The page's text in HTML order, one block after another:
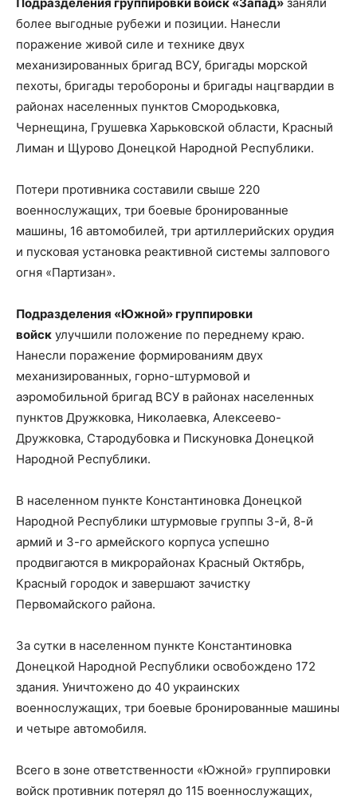
более выгодные рубежи и позиции. Нанесли
поражение живой силе и технике двух
механизированных бригад ВСУ, бригады морской
пехоты, бригады теробороны и бригады нацгвардии в
районах населенных пунктов Смородьковка,
Чернещина, Грушевка Харьковской области, Красный
Лиман и Щурово Донецкой Народной Республики.
Потери противника составили свыше 220
военнослужащих, три боевые бронированные
машины, 16 автомобилей, три артиллерийских орудия
и пусковая установка реактивной системы залпового
огня «Партизан».
Подразделения «Южной» группировки
войск улучшили положение по переднему краю.
Нанесли поражение формированиям двух
механизированных, горно-штурмовой и
аэромобильной бригад ВСУ в районах населенных
пунктов Дружковка, Николаевка, Алексеево-
Дружковка, Стародубовка и Пискуновка Донецкой
Народной Республики.
В населенном пункте Константиновка Донецкой
Народной Республики штурмовые группы 3-й, 8-й
армий и 3-го армейского корпуса успешно
продвигаются в микрорайонах Красный Октябрь,
Красный городок и завершают зачистку
Первомайского района.
За сутки в населенном пункте Константиновка
Донецкой Народной Республики освобождено 172
здания. Уничтожено до 40 украинских
военнослужащих, три боевые бронированные машины
и четыре автомобиля.
Всего в зоне ответственности «Южной» группировки
войск противник потерял до 115 военнослужащих,